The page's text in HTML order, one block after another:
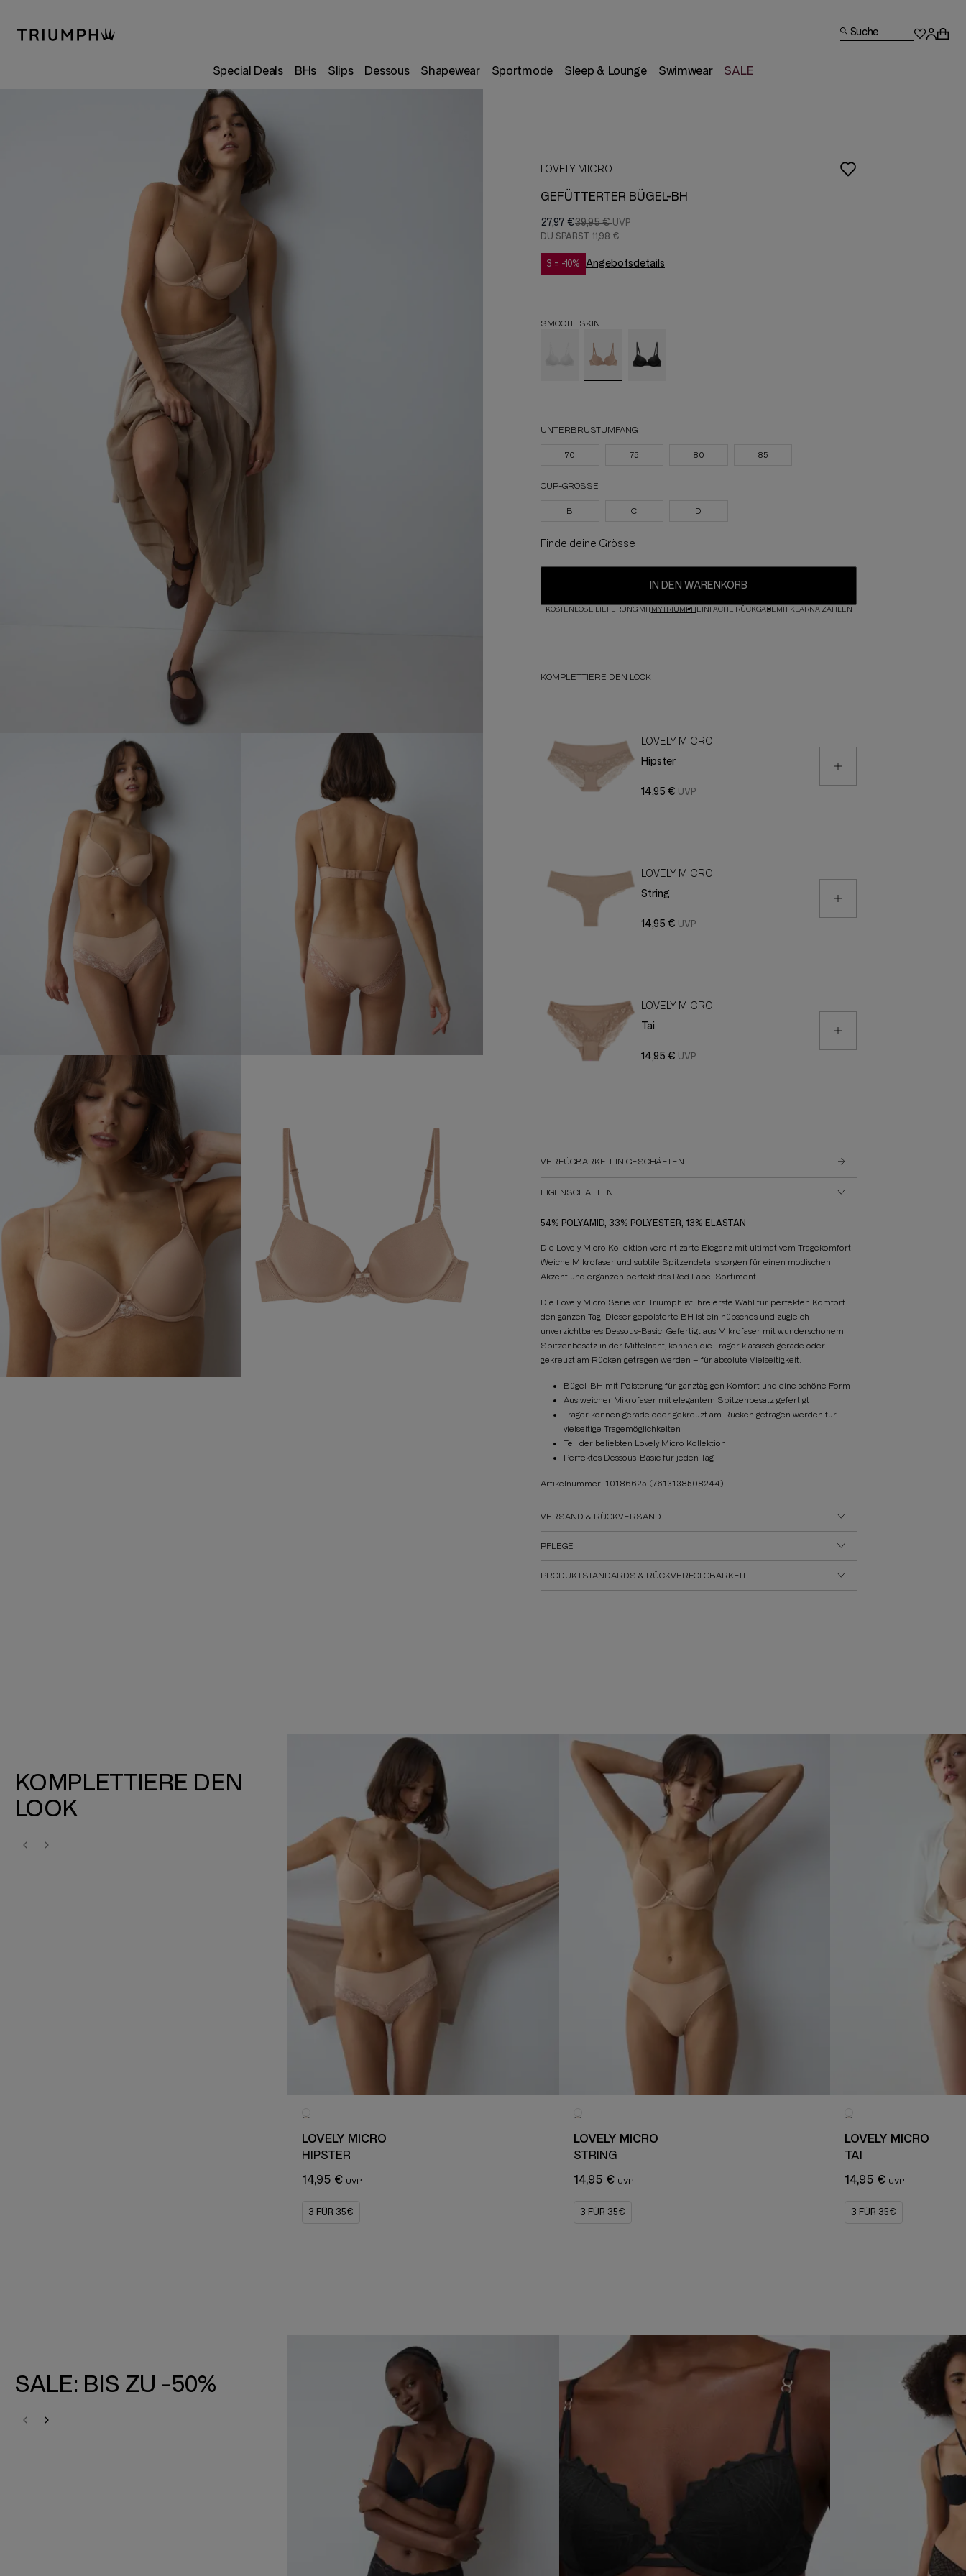
Special Deals BHs Slips Dessous Shapewear Sportmode Sleep & Lounge Swimwear SALE
Suche
LOVELY MICRO
GEFÜTTERTER BÜGEL-BH
27,97 €39,95 €
DU SPARST 11,98 €
3 = -10% Angebotsdetails
SMOOTH SKIN
UNTERBRUSTUMFANG
70 75 80 85
CUP-GRÖSSE
B C D
Finde deine Grösse
IN DEN WARENKORB
KOSTENLOSE LIEFERUNG MITMYTRIUMPHEINFACHE RÜCKGABEMIT KLARNA ZAHLEN
VERFÜGBARKEIT IN GESCHÄFTEN
KOMPLETTIERE DEN LOOK
LOVELY MICRO
Hipster
14,95 €
LOVELY MICRO
String
14,95 €
LOVELY MICRO
Tai
14,95 €
EIGENSCHAFTEN
54% POLYAMID, 33% POLYESTER, 13% ELASTAN
Die Lovely Micro Kollektion vereint zarte Eleganz mit ultimativem Tragekomfort.
Weiche Mikrofaser und subtile Spitzendetails sorgen für einen modischen
Akzent und ergänzen perfekt das Red Label Sortiment.
Die Lovely Micro Serie von Triumph ist Ihre erste Wahl für perfekten Komfort
den ganzen Tag. Dieser gepolsterte BH ist ein hübsches und zugleich
unverzichtbares Dessous-Basic. Gefertigt aus Mikrofaser mit wunderschönem
Spitzenbesatz in der Mittelnaht, können die Träger klassisch gerade oder
gekreuzt am Rücken getragen werden – für absolute Vielseitigkeit.
Bügel-BH mit Polsterung für ganztägigen Komfort und eine schöne Form
Aus weicher Mikrofaser mit elegantem Spitzenbesatz gefertigt
Träger können gerade oder gekreuzt am Rücken getragen werden für
vielseitige Tragemöglichkeiten
Teil der beliebten Lovely Micro Kollektion
Perfektes Dessous-Basic für jeden Tag
Artikelnummer: 10186625 (7613138508244)
VERSAND & RÜCKVERSAND
PFLEGE
PRODUKTSTANDARDS & RÜCKVERFOLGBARKEIT
KOMPLETTIERE DEN
LOOK
LOVELY MICRO
HIPSTER
14,95 €
3 FÜR 35€
LOVELY MICRO
STRING
14,95 €
3 FÜR 35€
LOVELY MICRO
TAI
14,95 €
3 FÜR 35€
SALE: BIS ZU -50%